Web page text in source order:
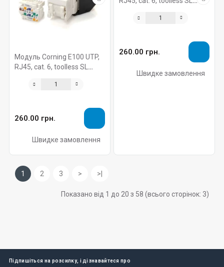
Модуль Corning E100 UTP,
RJ45, cat. 6, toolless SL
260.00 грн.
Швидке замовлення
260.00 грн.
Швидке замовлення
1 2 3 > >|
Показано від 1 до 20 з 58 (всього сторінок: 3)
Підпишіться на розсилку, і дізнавайтеся про